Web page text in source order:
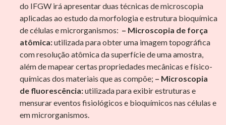
do IFGW irá apresentar duas técnicas de microscopia
aplicadas ao estudo da morfologia e estrutura bioquímica
de células e microrganismos: – Microscopia de força
atômica:utilizada para obter uma imagem topográfica
com resolução atômica da superfície de uma amostra,
além de mapear certas propriedades mecânicas e físico-
químicas dos materiais que as compõe; – Microscopia
de fluorescência:utilizada para exibir estruturas e
mensurar eventos fisiológicos e bioquímicos nas células e
em microrganismos.